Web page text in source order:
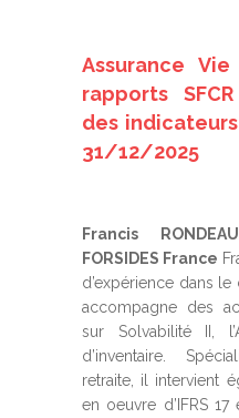
Assurance
rapports
des
31/12/2025
Francis
FORSIDES France
d’expérience dans le
accompagne des
sur Solvabilité II,
d’inventaire.
retraite, il intervient
en oeuvre d’IFRS